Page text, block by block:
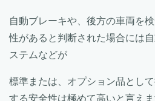
自動ブレーキや、後方の車両を
性があると判断された場合には
ステムなどが
標準または、オプション品とし
する安全性は極めて高いと言えま